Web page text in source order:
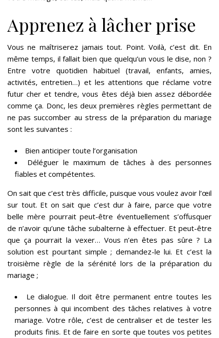
Apprenez à lâcher prise
Vous ne maîtriserez jamais tout. Point. Voilà, c’est dit. En
même temps, il fallait bien que quelqu’un vous le dise, non ?
Entre votre quotidien habituel (travail, enfants, amies,
activités, entretien…) et les attentions que réclame votre
futur cher et tendre, vous êtes déjà bien assez débordée
comme ça. Donc, les deux premières règles permettant de
ne pas succomber au stress de la préparation du mariage
sont les suivantes :
Bien anticiper toute l’organisation
Déléguer le maximum de tâches à des personnes
fiables et compétentes.
On sait que c’est très difficile, puisque vous voulez avoir l’œil
sur tout. Et on sait que c’est dur à faire, parce que votre
belle mère pourrait peut-être éventuellement s’offusquer
de n’avoir qu’une tâche subalterne à effectuer. Et peut-être
que ça pourrait la vexer… Vous n’en êtes pas sûre ? La
solution est pourtant simple ; demandez-le lui. Et c’est la
troisième règle de la sérénité lors de la préparation du
mariage ;
Le dialogue. Il doit être permanent entre toutes les
personnes à qui incombent des tâches relatives à votre
mariage. Votre rôle, c’est de centraliser et de tester les
produits finis. Et de faire en sorte que toutes vos petites